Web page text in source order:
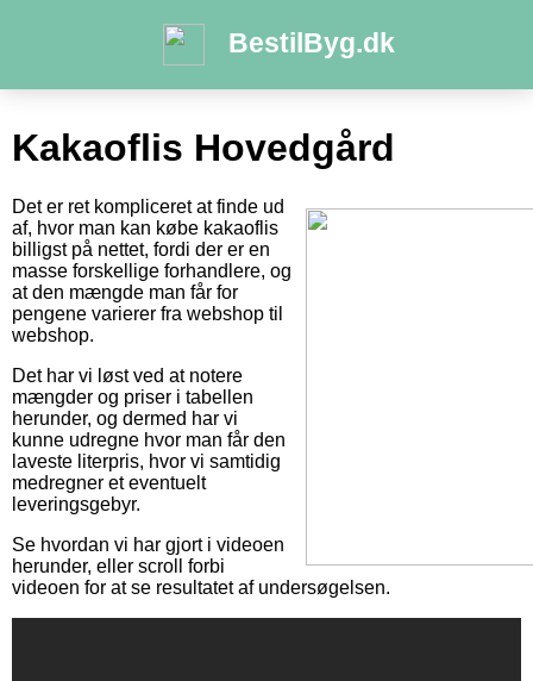
BestilByg.dk
Kakaoflis Hovedgård
Det er ret kompliceret at finde ud
af, hvor man kan købe kakaoflis
billigst på nettet, fordi der er en
masse forskellige forhandlere, og
at den mængde man får for
pengene varierer fra webshop til
webshop.
Det har vi løst ved at notere
mængder og priser i tabellen
herunder, og dermed har vi
kunne udregne hvor man får den
laveste literpris, hvor vi samtidig
medregner et eventuelt
leveringsgebyr.
Se hvordan vi har gjort i videoen
herunder, eller scroll forbi
videoen for at se resultatet af undersøgelsen.